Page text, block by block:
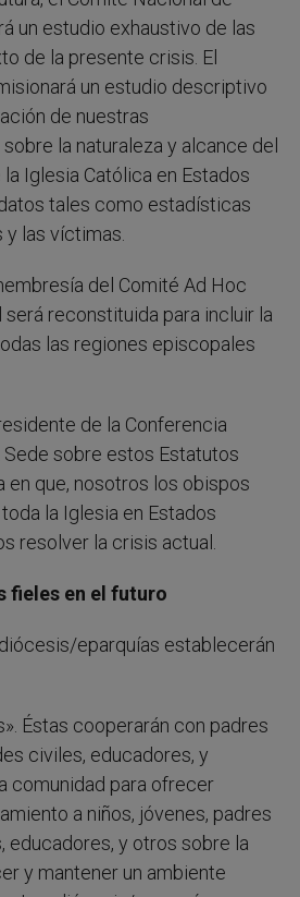
un estudio exhaustivo de las
de la presente crisis. El
un estudio descriptivo
de nuestras
la naturaleza y alcance del
Iglesia Católica en Estados
tales como estadísticas
las víctimas.
del Comité Ad Hoc
reconstituida para incluir la
las regiones episcopales
de la Conferencia
Sede sobre estos Estatutos
en que, nosotros los obispos
la Iglesia en Estados
resolver la crisis actual.
fieles en el futuro
eparquías establecerán
Éstas cooperarán con padres
civiles, educadores, y
comunidad para ofrecer
a niños, jóvenes, padres
educadores, y otros sobre la
y mantener un ambiente